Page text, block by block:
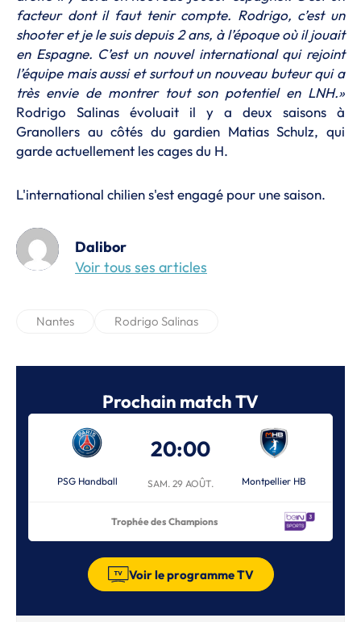
facteur dont il faut tenir compte. Rodrigo, c’est un
shooter et je le suis depuis 2 ans, à l’époque où il jouait
en Espagne. C’est un nouvel international qui rejoint
l’équipe mais aussi et surtout un nouveau buteur qui a
très envie de montrer tout son potentiel en LNH.»
Rodrigo Salinas évoluait il y a deux saisons à
Granollers au côtés du gardien Matias Schulz, qui
garde actuellement les cages du H.
L'international chilien s'est engagé pour une saison.
Dalibor
Voir tous ses articles
Nantes Rodrigo Salinas
Prochain match TV
PSG Handball
20:00
SAM. 29 AOÛT. Montpellier HB
Trophée des Champions
Voir le programme TV